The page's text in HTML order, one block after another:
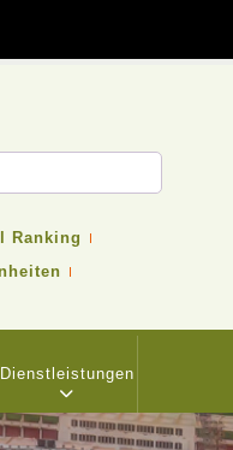
Ranking
Dienstleistungen